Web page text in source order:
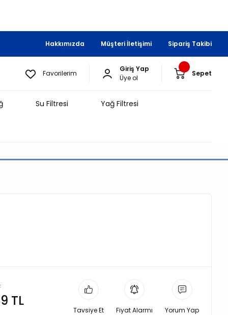
Hakkımızda Müşteri İletişimi Sipariş Takibi
Favorilerim
Giriş Yap
Üye ol
Sepet
Su Filtresi Yağ Filtresi
TL
Tavsiye Et Fiyat Alarmı Yorum Yap